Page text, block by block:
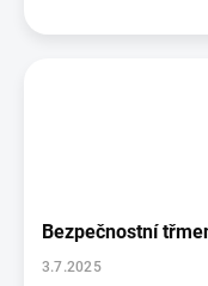
Bezpečnostní
3.7.2025